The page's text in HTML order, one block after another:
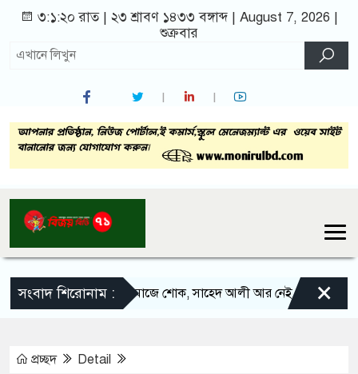
৩:১:২১ রাত| ২৩ শ্রাবণ ১৪৩৩ বঙ্গাব্দ | August 7, 2026 |
শুক্রবার
সংবাদ শিরোনাম :
সলঙ্গার সাংবাদিক সমাজে শোক, সাহেদ আলী আর নেই সলঙ্গা
×
প্রচ্ছদ Detail